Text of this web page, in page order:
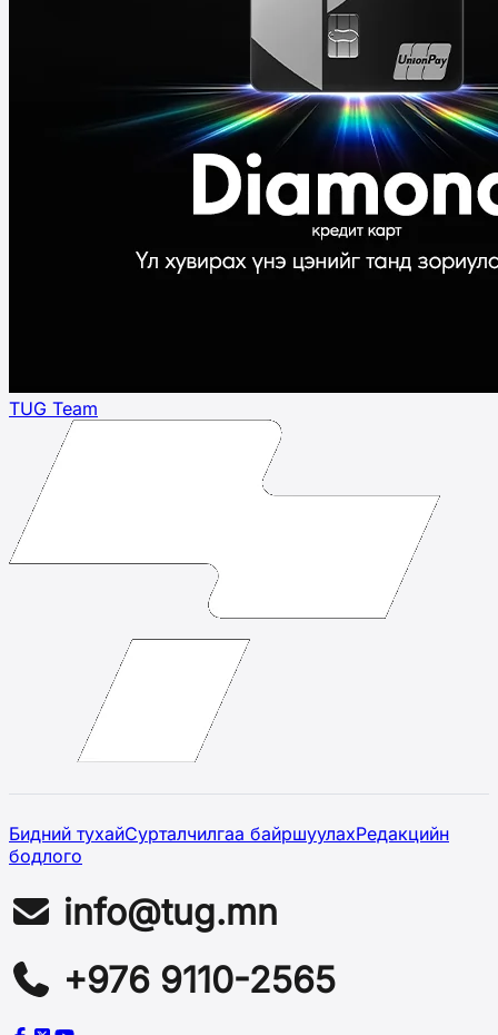
TUG Team
Бидний тухайСурталчилгаа байршуулахРедакцийн
бодлого
info@tug.mn
+976 9110-2565